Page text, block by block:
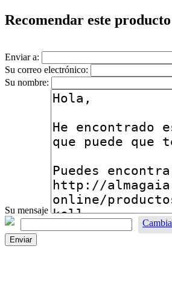
Recomendar este
Enviar a:
Su correo electrónico:
Su nombre:
Su mensaje